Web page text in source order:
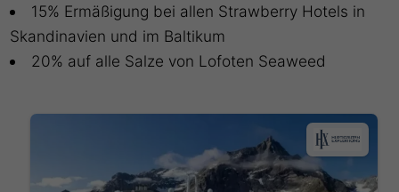
15% Ermäßigung bei allen Strawberry Hotels in
Skandinavien und im Baltikum
20% auf alle Salze von Lofoten Seaweed